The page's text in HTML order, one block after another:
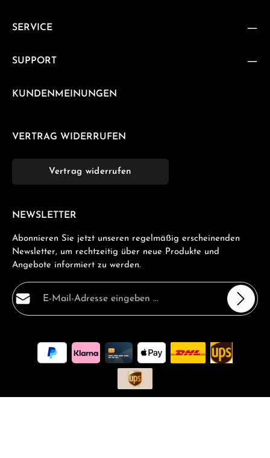
SERVICE
SUPPORT
KUNDENMEINUNGEN
VERTRAG WIDERRUFEN
Vertrag widerrufen
NEWSLETTER
Abonnieren Sie jetzt unseren regelmäßig erscheinenden
Newsletter, um rechtzeitig über neue Produkte und
Angebote informiert zu werden.
E-Mail-Adresse*
Ich habe die
Datenschutzbestimmungen
zur Kenntnis
genommen und dieAGBgelesen und bin mit ihnen
Pflichtfelder.